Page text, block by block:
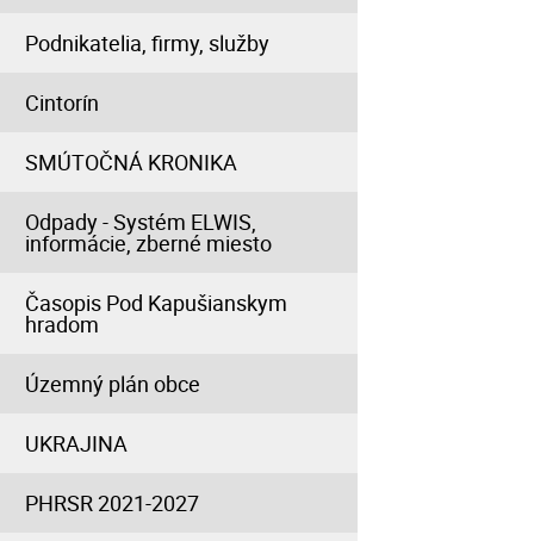
Podnikatelia, firmy, služby
Cintorín
SMÚTOČNÁ KRONIKA
Odpady - Systém ELWIS,
informácie, zberné miesto
Časopis Pod Kapušianskym
hradom
Územný plán obce
UKRAJINA
PHRSR 2021-2027